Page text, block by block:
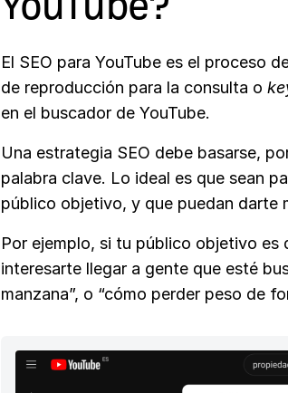
El SEO para YouTube es el proceso
de reproducción para la consulta o
en el buscador de YouTube.
Una estrategia SEO debe basarse,
palabra clave. Lo ideal es que sean
público objetivo, y que puedan darte
Por ejemplo, si tu público objetivo
interesarte llegar a gente que esté
manzana”, o “cómo perder peso de